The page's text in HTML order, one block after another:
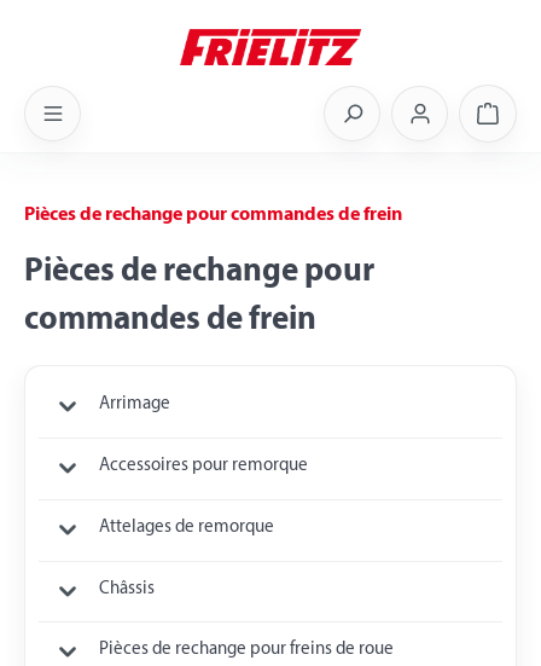
Pièces de rechange pour commandes de frein
Pièces de rechange pour
commandes de frein
Arrimage
Accessoires pour remorque
Attelages de remorque
Châssis
Pièces de rechange pour freins de roue